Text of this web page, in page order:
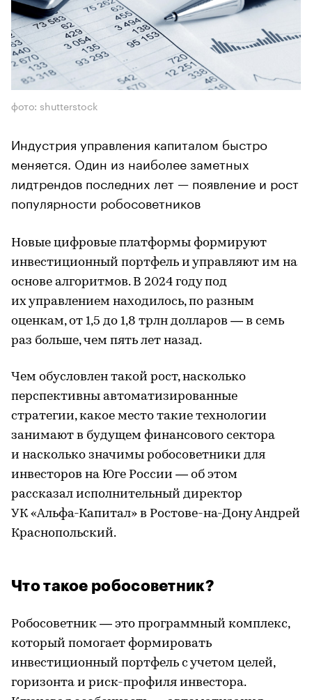
фото: shutterstock
Индустрия управления капиталом быстро
меняется. Один из наиболее заметных
лидтрендов последних лет — появление и рост
популярности робосоветников
Новые цифровые платформы формируют
инвестиционный портфель и управляют им на
основе алгоритмов. В 2024 году под
их управлением находилось, по разным
оценкам, от 1,5 до 1,8 трлн долларов — в семь
раз больше, чем пять лет назад.
Чем обусловлен такой рост, насколько
перспективны автоматизированные
стратегии, какое место такие технологии
занимают в будущем финансового сектора
и насколько значимы робосоветники для
инвесторов на Юге России — об этом
рассказал исполнительный директор
УК «Альфа-Капитал» в Ростове-на-Дону Андрей
Краснопольский.
Что такое робосоветник?
Робосоветник — это программный комплекс,
который помогает формировать
инвестиционный портфель с учетом целей,
горизонта и риск-профиля инвестора.